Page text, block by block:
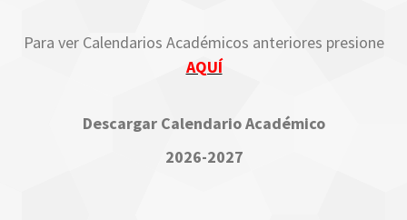
Para ver Calendarios Académicos anteriores presione
AQUÍ
Descargar Calendario Académico
2026-2027